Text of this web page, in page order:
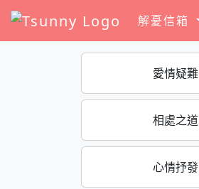
解憂信箱
愛情疑難
相處之道
心情抒發